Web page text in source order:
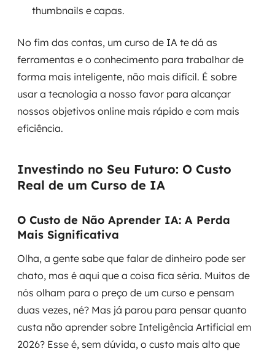
thumbnails e capas.
No fim das contas, um curso de IA te dá as
ferramentas e o conhecimento para trabalhar de
forma mais inteligente, não mais difícil. É sobre
usar a tecnologia a nosso favor para alcançar
nossos objetivos online mais rápido e com mais
eficiência.
Investindo no Seu Futuro: O Custo
Real de um Curso de IA
O Custo de Não Aprender IA: A Perda
Mais Significativa
Olha, a gente sabe que falar de dinheiro pode ser
chato, mas é aqui que a coisa fica séria. Muitos de
nós olham para o preço de um curso e pensam
duas vezes, né? Mas já parou para pensar quanto
custa não aprender sobre Inteligência Artificial em
2026? Esse é, sem dúvida, o custo mais alto que